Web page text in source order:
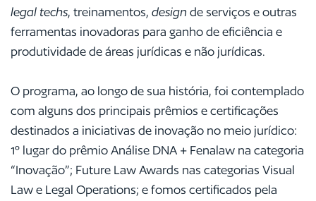
legal techs, treinamentos, design de serviços e outras
ferramentas inovadoras para ganho de eficiência e
produtividade de áreas jurídicas e não jurídicas.
O programa, ao longo de sua história, foi contemplado
com alguns dos principais prêmios e certificações
destinados a iniciativas de inovação no meio jurídico:
1º lugar do prêmio Análise DNA + Fenalaw na categoria
“Inovação”; Future Law Awards nas categorias Visual
Law e Legal Operations; e fomos certificados pela